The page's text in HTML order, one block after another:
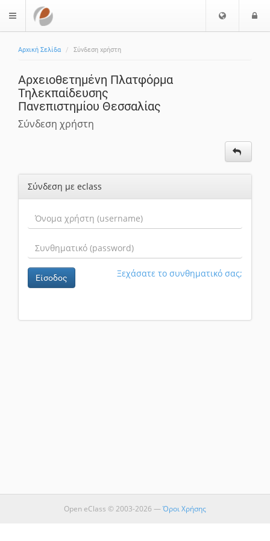
$langMenu
Επιλογή
Αρχική Σελίδα Σύνδεση χρήστη
Αρχειοθετημένη Πλατφόρμα
Τηλεκπαίδευσης
Πανεπιστημίου Θεσσαλίας
Σύνδεση χρήστη
Σύνδεση με eclass
Είσοδος Ξεχάσατε το συνθηματικό σας;
Open eClass © 2003-2026 —Όροι Χρήσης